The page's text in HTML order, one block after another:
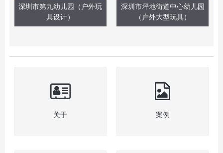
深圳市第九幼儿园（户外玩
具设计）
深圳市坪地街道中心幼儿园
（户外大型玩具）
关于 案例